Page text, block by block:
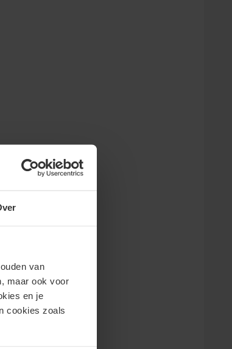
van
maar ook voor
en je
cookies zoals